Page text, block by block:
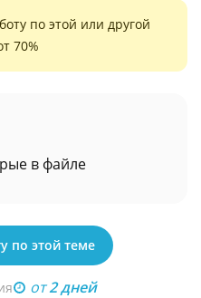
по этой или другой
70%
в файле
по этой теме
от2 дней